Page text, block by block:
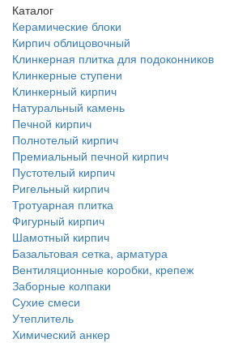
Каталог
Керамические блоки
Кирпич облицовочный
Клинкерная плитка для подоконников
Клинкерные ступени
Клинкерный кирпич
Натуральный камень
Печной кирпич
Полнотелый кирпич
Премиальный печной кирпич
Пустотелый кирпич
Ригельный кирпич
Тротуарная плитка
Фигурный кирпич
Шамотный кирпич
Базальтовая сетка, арматура
Вентиляционные коробки, крепеж
Заборные колпаки
Сухие смеси
Утеплитель
Химический анкер